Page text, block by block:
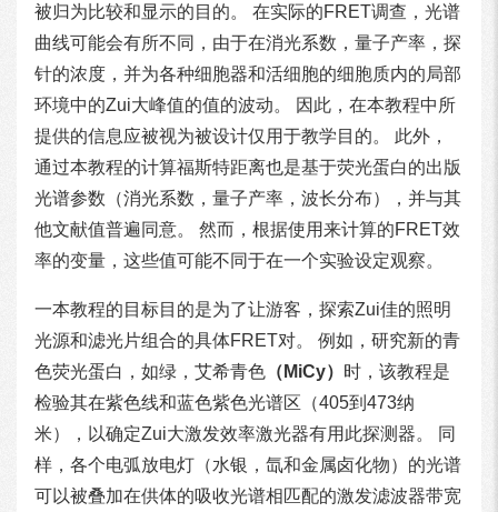
被归为比较和显示的目的。 在实际的FRET调查，光谱
曲线可能会有所不同，由于在消光系数，量子产率，探
针的浓度，并为各种细胞器和活细胞的细胞质内的局部
环境中的Zui大峰值的值的波动。 因此，在本教程中所
提供的信息应被视为被设计仅用于教学目的。 此外，
通过本教程的计算福斯特距离也是基于荧光蛋白的出版
光谱参数（消光系数，量子产率，波长分布），并与其
他文献值普遍同意。 然而，根据使用来计算的FRET效
率的变量，这些值可能不同于在一个实验设定观察。
一本教程的目标目的是为了让游客，探索Zui佳的照明
光源和滤光片组合的具体FRET对。 例如，研究新的青
色荧光蛋白，如绿，艾希青色 （MiCy） 时，该教程是
检验其在紫色线和蓝色紫色光谱区（405到473纳
米），以确定Zui大激发效率激光器有用此探测器。 同
样，各个电弧放电灯（水银，氙和金属卤化物）的光谱
可以被叠加在供体的吸收光谱相匹配的激发滤波器带宽